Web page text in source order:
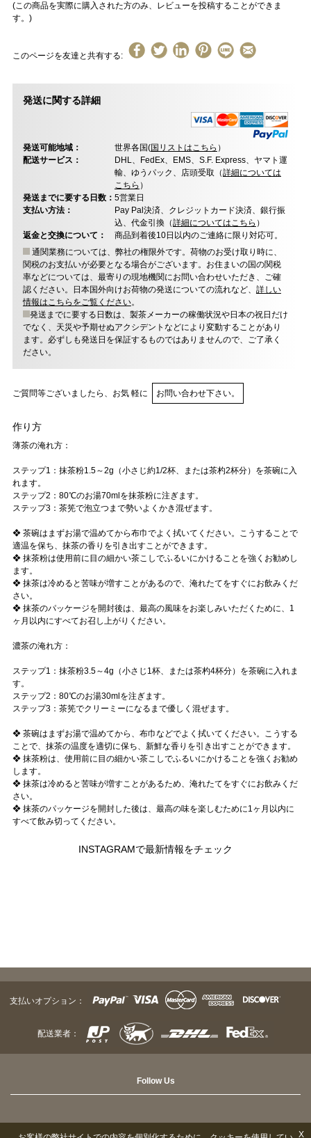
(この商品を実際に購入された方のみ、レビューを投稿することができま
す。)
このページを友達と共有する:
発送に関する詳細
発送可能地域： 世界各国(国リストはこちら ）
配送サービス：
DHL、FedEx、EMS、S.F. Express、ヤマト運
輸、ゆうパック、店頭受取（詳細については
こちら ）
発送までに要する日数： 5営業日
支払い方法：
Pay Pal決済、クレジットカード決済、銀行振
込、代金引換（詳細についてはこちら ）
返金と交換について：
商品到着後10日以内のご連絡に限り対応可。
通関業務については、弊社の権限外です。荷物のお受け取り時に、
関税のお支払いが必要となる場合がございます。お住まいの国の関税
率などについては、最寄りの現地機関にお問い合わせいただき、ご確
認ください。日本国外向けお荷物の発送についての流れなど、 詳しい
情報はこちらをご覧ください。
発送までに要する日数は、製茶メーカーの稼働状況や日本の祝日だけ
でなく、天災や予期せぬアクシデントなどにより変動することがあり
ます。必ずしも発送日を保証するものではありませんので、ご了承く
ださい。
ご質問等ございましたら、お気 軽に お問い合わせ下さい。
作り方
薄茶の淹れ方：
ステップ1：抹茶粉1.5～2g（小さじ約1/2杯、または茶杓2杯分）を茶碗に入
れます。
ステップ2：80℃のお湯70mlを抹茶粉に注ぎます。
ステップ3：茶筅で泡立つまで勢いよくかき混ぜます。
❖ 茶碗はまずお湯で温めてから布巾でよく拭いてください。こうすることで
適温を保ち、抹茶の香りを引き出すことができます。
❖ 抹茶粉は使用前に目の細かい茶こしでふるいにかけることを強くお勧めし
ます。
❖ 抹茶は冷めると苦味が増すことがあるので、淹れたてをすぐにお飲みくだ
さい。
❖ 抹茶のパッケージを開封後は、最高の風味をお楽しみいただくために、1
ヶ月以内にすべてお召し上がりください。
濃茶の淹れ方：
ステップ1：抹茶粉3.5～4g（小さじ1杯、または茶杓4杯分）を茶碗に入れま
す。
ステップ2：80℃のお湯30mlを注ぎます。
ステップ3：茶筅でクリーミーになるまで優しく混ぜます。
❖ 茶碗はまずお湯で温めてから、布巾などでよく拭いてください。こうする
ことで、抹茶の温度を適切に保ち、新鮮な香りを引き出すことができます。
❖ 抹茶粉は、使用前に目の細かい茶こしでふるいにかけることを強くお勧め
します。
❖ 抹茶は冷めると苦味が増すことがあるため、淹れたてをすぐにお飲みくだ
さい。
❖ 抹茶のパッケージを開封した後は、最高の味を楽しむために1ヶ月以内に
すべて飲み切ってください。
INSTAGRAMで最新情報をチェック
支払いオプション：
配送業者：
Follow Us
X